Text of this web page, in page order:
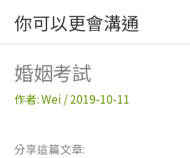
主
你可以更會溝通
婚姻考試
作者:Wei /2019-10-11
分享這篇文章: